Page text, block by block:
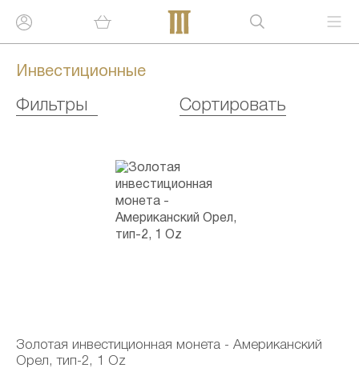
Инвестиционные
Фильтры Сортировать
Золотая инвестиционная монета - Американский
Орел, тип-2, 1 Oz